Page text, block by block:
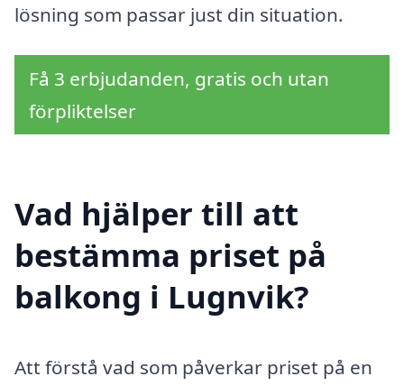
lösning som passar just din situation.
Få 3 erbjudanden, gratis och utan
förpliktelser
Vad hjälper till att
bestämma priset på
balkong i Lugnvik?
Att förstå vad som påverkar priset på en